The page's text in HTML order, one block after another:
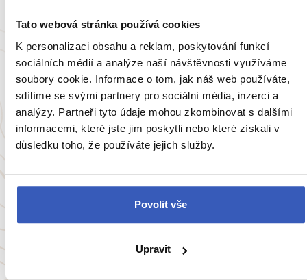
Tato webová stránka používá cookies
K personalizaci obsahu a reklam, poskytování funkcí
sociálních médií a analýze naší návštěvnosti využíváme
soubory cookie. Informace o tom, jak náš web používáte,
sdílíme se svými partnery pro sociální média, inzerci a
analýzy. Partneři tyto údaje mohou zkombinovat s dalšími
informacemi, které jste jim poskytli nebo které získali v
důsledku toho, že používáte jejich služby.
Povolit vše
Upravit
Inspirace
10 nejkrásnějších knihoven světa: majestátní
interiéry a ráj knihomolů
Zobrazit všechny články o Brazílii